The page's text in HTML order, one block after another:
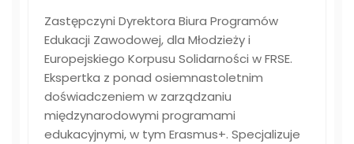
Zastępczyni Dyrektora Biura Programów
Edukacji Zawodowej, dla Młodzieży i
Europejskiego Korpusu Solidarności w FRSE.
Ekspertka z ponad osiemnastoletnim
doświadczeniem w zarządzaniu
międzynarodowymi programami
edukacyjnymi, w tym Erasmus+. Specjalizuje